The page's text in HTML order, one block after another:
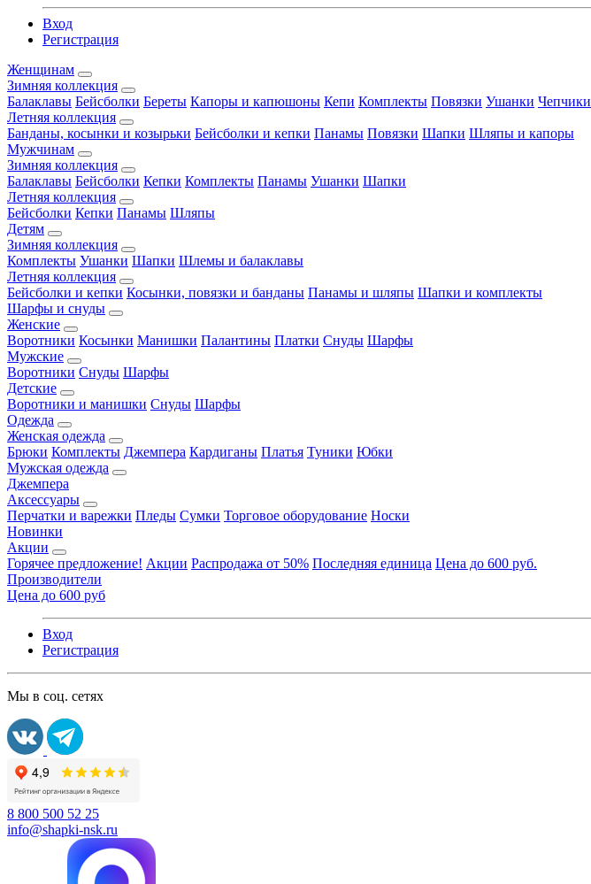
Вход
Регистрация
Женщинам
Зимняя коллекция
Балаклавы Бейсболки Береты Капоры и капюшоны Кепи Комплекты Повязки Ушанки Чепчики
Летняя коллекция
Банданы, косынки и козырьки Бейсболки и кепки Панамы Повязки Шапки Шляпы и капоры
Мужчинам
Зимняя коллекция
Балаклавы Бейсболки Кепки Комплекты Панамы Ушанки Шапки
Летняя коллекция
Бейсболки Кепки Панамы Шляпы
Детям
Зимняя коллекция
Комплекты Ушанки Шапки Шлемы и балаклавы
Летняя коллекция
Бейсболки и кепки Косынки, повязки и банданы Панамы и шляпы Шапки и комплекты
Шарфы и снуды
Женские
Воротники Косынки Манишки Палантины Платки Снуды Шарфы
Мужские
Воротники Снуды Шарфы
Детские
Воротники и манишки Снуды Шарфы
Одежда
Женская одежда
Брюки Комплекты Джемпера Кардиганы Платья Туники Юбки
Мужская одежда
Джемпера
Аксессуары
Перчатки и варежки Пледы Сумки Торговое оборудование Носки
Новинки
Акции
Горячее предложение! Акции Распродажа от 50% Последняя единица Цена до 600 руб.
Производители
Цена до 600 руб
Вход
Регистрация
Мы в соц. сетях
8 800 500 52 25
info@shapki-nsk.ru